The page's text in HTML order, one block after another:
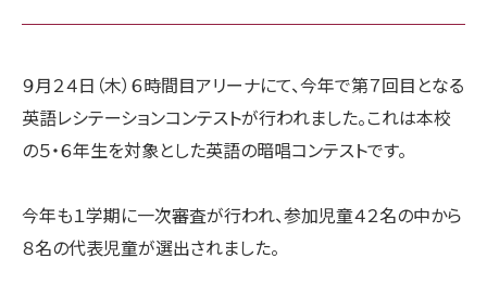
９月２４日（木）６時間目アリーナにて、今年で第７回目となる
英語レシテーションコンテストが行われました。これは本校
の５・６年生を対象とした英語の暗唱コンテストです。
今年も１学期に一次審査が行われ、参加児童４２名の中から
８名の代表児童が選出されました。